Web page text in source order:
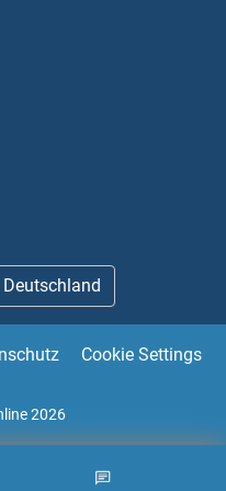
Deutschland
Cookie Settings
2026